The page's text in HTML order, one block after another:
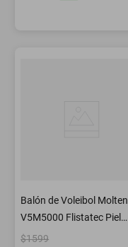
Balón de Voleibol Molten
V5M5000 Flistatec Piel
Sintética | Sporta
$1599